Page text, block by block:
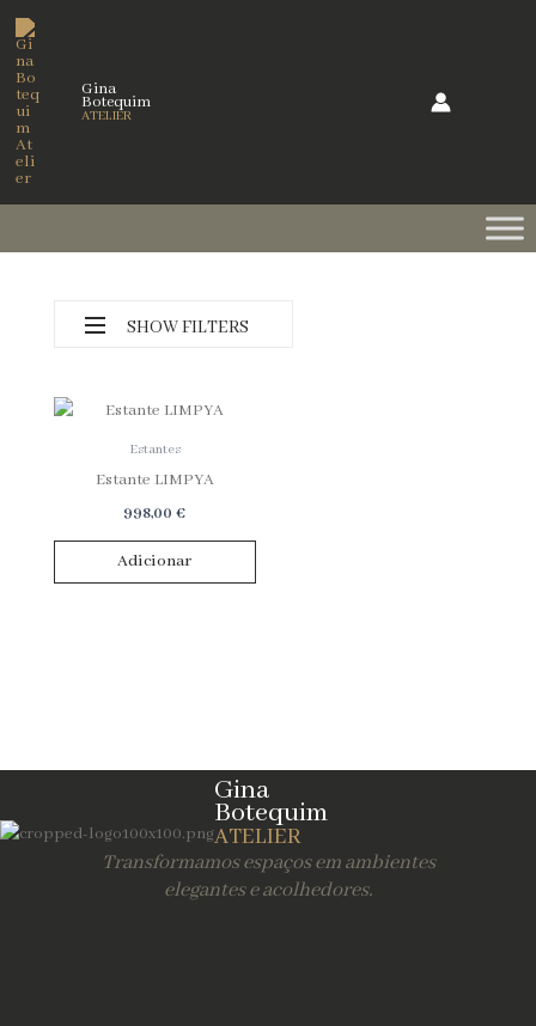
content
Gina
Botequim
ATELIER
SHOW FILTERS
Categorias
Estantes
Estante LIMPYA
998,00€
Adicionar
Gina
Botequim
ATELIER
Transformamos espaços em ambientes
elegantes e acolhedores.